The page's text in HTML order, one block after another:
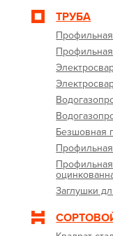
ТРУБА
Безшовная
Заглушки